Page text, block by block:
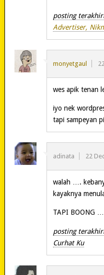
posting
Advertiser,
monyetgaul
wes apik tenan
iyo nek
tapi sampeyan
adinata 22
walah ….
kayaknya
TAPI BOONG …
posting
Curhat Ku